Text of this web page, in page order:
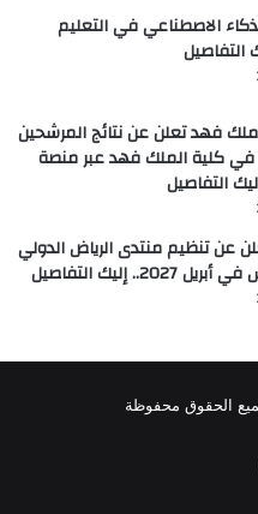
الاصطناعي في التعليم
فهد تعلن عن نتائج المرشحين
في كلية الملك فهد عبر منصة
التفاصيل
عن تنظيم منتدى الرياض الدولي
إليك التفاصيل
فيسبوك